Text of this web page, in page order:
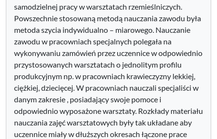
samodzielnej pracy w warsztatach rzemieślniczych.
Powszechnie stosowaną metodą nauczania zawodu była
metoda szycia indywidualno – miarowego. Nauczanie
zawodu w pracowniach specjalnych polegała na
wykonywaniu zamówień przez uczennice w odpowiednio
przystosowanych warsztatach o jednolitym profilu
produkcyjnym np. w pracowniach krawieczyzny lekkiej,
ciężkiej, dziecięcej. W pracowniach nauczali specjaliści w
danym zakresie , posiadający swoje pomoce i
odpowiednio wyposażone warsztaty. Rozkłady materiału
nauczania zajęć warsztatowych były tak układane aby
uczennice miały w dłuższych okresach łączone prace